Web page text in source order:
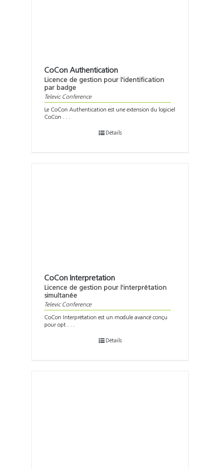
CoCon Authentication
Licence de gestion pour l'identification
par badge
Televic Conference
Le CoCon Authentication est une extension du logiciel
CoCon . . .
Détails
CoCon Interpretation
Licence de gestion pour l'interprétation
simultanée
Televic Conference
CoCon Interprétation est un module avancé conçu
pour opt . . .
Détails